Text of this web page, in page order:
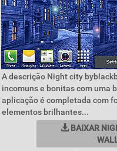
A descrição Night city
incomuns e bonitas com uma
aplicação é completada com
elementos brilhantes...
BAIXAR